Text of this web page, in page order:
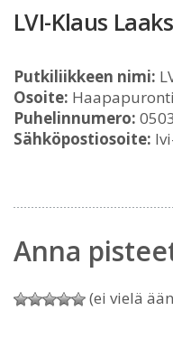
LVI-Klaus
Putkiliikkeen nimi:
Osoite:
Puhelinnumero:
Sähköpostiosoite:
Anna
(ei vielä